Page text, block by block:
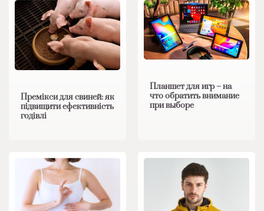
Премікси для свиней: як
підвищити ефективність
годівлі
Планшет для игр – на
что обратить внимание
при выборе